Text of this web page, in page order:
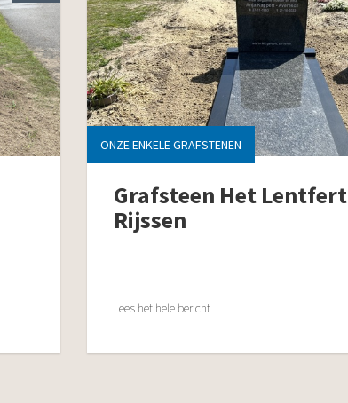
ONZE ENKELE GRAFSTENEN
Grafsteen Het Lentfert
Rijssen
Lees het hele bericht